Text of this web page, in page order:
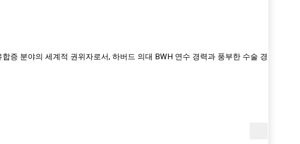
증 분야의 세계적 권위자로서, 하버드 의대 BWH 연수 경력과 풍부한 수술 경